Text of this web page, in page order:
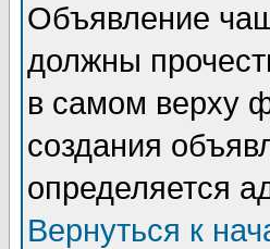
Объявление
должны
в самом верху
создания
определяется
Вернуться к